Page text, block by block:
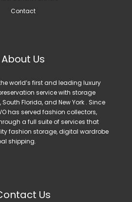
Contact
About Us
world’s first and leading luxury
service with storage
Florida, and New York . Since
has served fashion collectors,
a full suite of services that
fashion storage, digital wardrobe
shipping.
Us